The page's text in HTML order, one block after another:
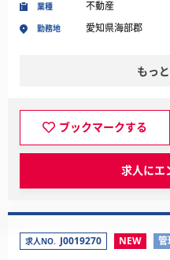
業種 不動産
勤務地 愛知県海部郡
もっ
ブックマークする
求人にエ
求人NO. J0019270 NEW 管